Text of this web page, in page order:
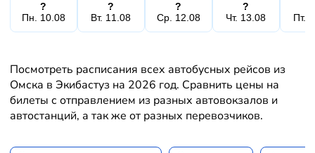
?
Пн. 10.08
?
Вт. 11.08
?
Ср. 12.08
?
Чт. 13.08
Пт.
Посмотреть расписания всех автобусных рейсов из
Омска в Экибастуз на 2026 год. Сравнить цены на
билеты с отправлением из разных автовокзалов и
автостанций, а так же от разных перевозчиков.